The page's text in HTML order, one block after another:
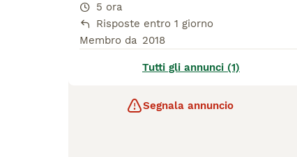
5 ora
Risposte entro 1 giorno
Membro da 2018
Tutti gli annunci (1)
Segnala annuncio